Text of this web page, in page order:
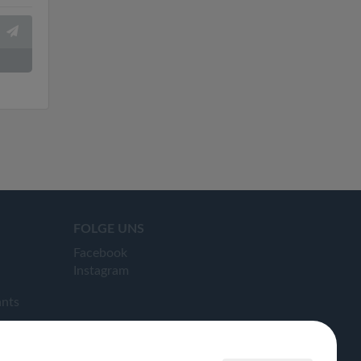
FOLGE UNS
Facebook
Instagram